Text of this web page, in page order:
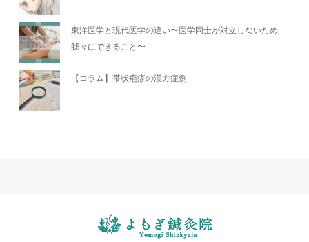
東洋医学と現代医学の違い〜医学同士が対立しないため
我々にできること〜
【コラム】帯状疱疹の漢方症例